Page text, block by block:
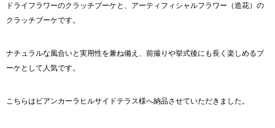
ドライフラワーのクラッチブーケと、アーティフィシャルフラワー（造花）の
クラッチブーケです。
ナチュラルな風合いと実用性を兼ね備え、前撮りや挙式後にも長く楽しめるブ
ーケとして人気です。
こちらは ビアンカーラヒルサイドテラス様へ納品させていただきました。